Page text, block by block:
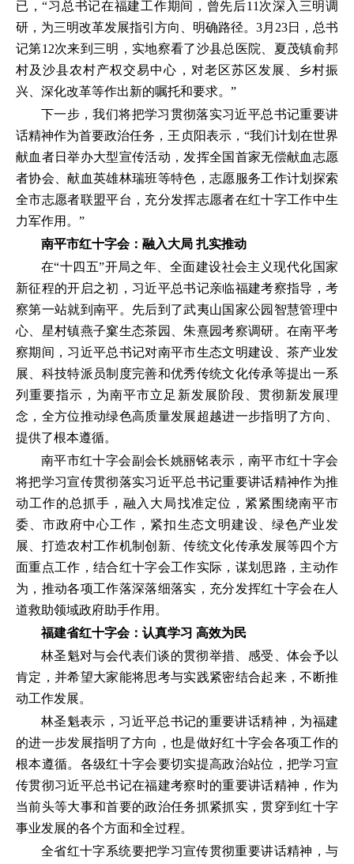
已，“习总书记在福建工作期间，曾先后11次深入三明调
研，为三明改革发展指引方向、明确路径。3月23日，总书
记第12次来到三明，实地察看了沙县总医院、夏茂镇俞邦
村及沙县农村产权交易中心，对老区苏区发展、乡村振
兴、深化改革等作出新的嘱托和要求。”
下一步，我们将把学习贯彻落实习近平总书记重要讲
话精神作为首要政治任务，王贞阳表示，“我们计划在世界
献血者日举办大型宣传活动，发挥全国首家无偿献血志愿
者协会、献血英雄林瑞班等特色，志愿服务工作计划探索
全市志愿者联盟平台，充分发挥志愿者在红十字工作中生
力军作用。”
南平市红十字会：融入大局 扎实推动
在“十四五”开局之年、全面建设社会主义现代化国家
新征程的开启之初，习近平总书记亲临福建考察指导，考
察第一站就到南平。先后到了武夷山国家公园智慧管理中
心、星村镇燕子窠生态茶园、朱熹园考察调研。在南平考
察期间，习近平总书记对南平市生态文明建设、茶产业发
展、科技特派员制度完善和优秀传统文化传承等提出一系
列重要指示，为南平市立足新发展阶段、贯彻新发展理
念，全方位推动绿色高质量发展超越进一步指明了方向、
提供了根本遵循。
南平市红十字会副会长姚丽铭表示，南平市红十字会
将把学习宣传贯彻落实习近平总书记重要讲话精神作为推
动工作的总抓手，融入大局找准定位，紧紧围绕南平市
委、市政府中心工作，紧扣生态文明建设、绿色产业发
展、打造农村工作机制创新、传统文化传承发展等四个方
面重点工作，结合红十字会工作实际，谋划思路，主动作
为，推动各项工作落深落细落实，充分发挥红十字会在人
道救助领域政府助手作用。
福建省红十字会：认真学习 高效为民
林圣魁对与会代表们谈的贯彻举措、感受、体会予以
肯定，并希望大家能将思考与实践紧密结合起来，不断推
动工作发展。
林圣魁表示，习近平总书记的重要讲话精神，为福建
的进一步发展指明了方向，也是做好红十字会各项工作的
根本遵循。各级红十字会要切实提高政治站位，把学习宣
传贯彻习近平总书记在福建考察时的重要讲话精神，作为
当前头等大事和首要的政治任务抓紧抓实，贯穿到红十字
事业发展的各个方面和全过程。
全省红十字系统要把学习宣传贯彻重要讲话精神，与